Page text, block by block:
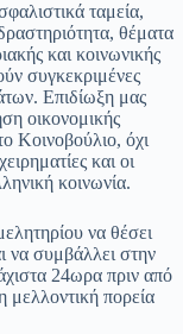
ταμεία,
θέματα
και κοινωνικής
συγκεκριμένες
Επιδίωξη μας
οικονομικής
Κοινοβούλιο, όχι
και οι
κοινωνία.
να θέσει
να συμβάλλει στην
24ωρα πριν από
μελλοντική πορεία